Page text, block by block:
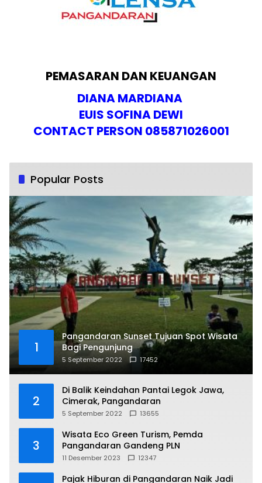
PEMASARAN DAN KEUANGAN
DIANA MARDIANA
EUIS SOFINA DEWI
CONTACT PERSON 085871026001
Popular Posts
1
Pangandaran Sunset Tujuan Spot Wisata
Bagi Pengunjung
5 September 2022 17452
2
Di Balik Keindahan Pantai Legok Jawa,
Cimerak, Pangandaran
5 September 2022 13655
3
Wisata Eco Green Turism, Pemda
Pangandaran Gandeng PLN
11 Desember 2023 12347
Pajak Hiburan di Pangandaran Naik Jadi